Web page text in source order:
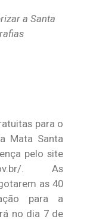
a Santa
para o
Mata Santa
pelo site
. As
as 40
para a
no dia 7 de